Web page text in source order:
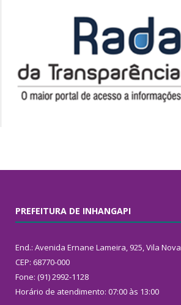
PREFEITURA DE INHANGAPI
End.: Avenida Ernane Lameira, 925, Vila Nova
CEP: 68770-000
Fone: (91) 2992-1128
Horário de atendimento: 07:00 às 13:00